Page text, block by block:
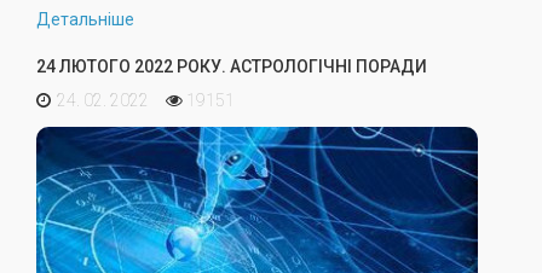
Детальніше
24 ЛЮТОГО 2022 РОКУ. АСТРОЛОГІЧНІ ПОРАДИ
24. 02. 2022
19151